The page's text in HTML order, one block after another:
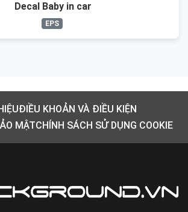
Decal Baby in car
EPS
ĐIỀU KHOẢN VÀ ĐIỀU KIỆN
MẬTCHÍNH SÁCH SỬ DỤNG COOKIE